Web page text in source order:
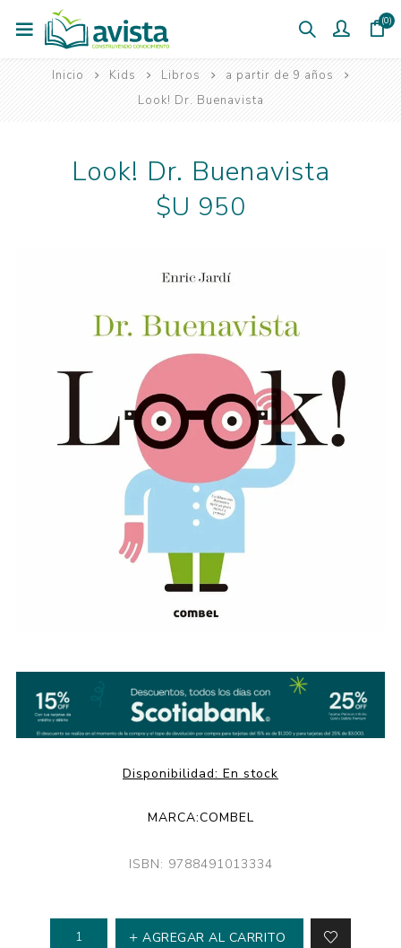
(0)
Inicio Kids Libros
a partir de 9 años
Look! Dr. Buenavista
Look! Dr. Buenavista
$U 950
Disponibilidad: En stock
MARCA:COMBEL
ISBN: 9788491013334
AGREGAR AL CARRITO